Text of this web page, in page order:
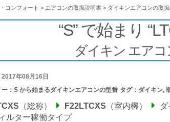
コンフォート > エアコンの取扱説明書 > ダイキンエアコンの取
“S” で始まり
ダイキン エア
年08月16日
： S から始まるダイキンエアコンの型番 タグ： ダイキン,
（総称） F22LTCXS （室内機）
ルター稼働タイプ